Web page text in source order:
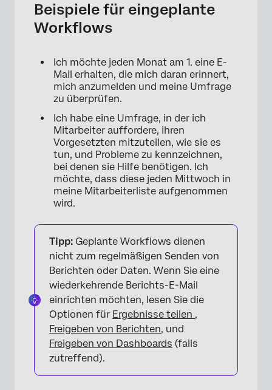
Beispiele für eingeplante
Workflows
Ich möchte jeden Monat am 1. eine E-
Mail erhalten, die mich daran erinnert,
mich anzumelden und meine Umfrage
zu überprüfen.
Ich habe eine Umfrage, in der ich
Mitarbeiter auffordere, ihren
Vorgesetzten mitzuteilen, wie sie es
tun, und Probleme zu kennzeichnen,
bei denen sie Hilfe benötigen. Ich
möchte, dass diese jeden Mittwoch in
meine Mitarbeiterliste aufgenommen
wird.
Tipp: Geplante Workflows dienen
nicht zum regelmäßigen Senden von
Berichten oder Daten. Wenn Sie eine
wiederkehrende Berichts-E-Mail
einrichten möchten, lesen Sie die
Optionen für Ergebnisse teilen ,
Freigeben von Berichten, und
Freigeben von Dashboards (falls
zutreffend).